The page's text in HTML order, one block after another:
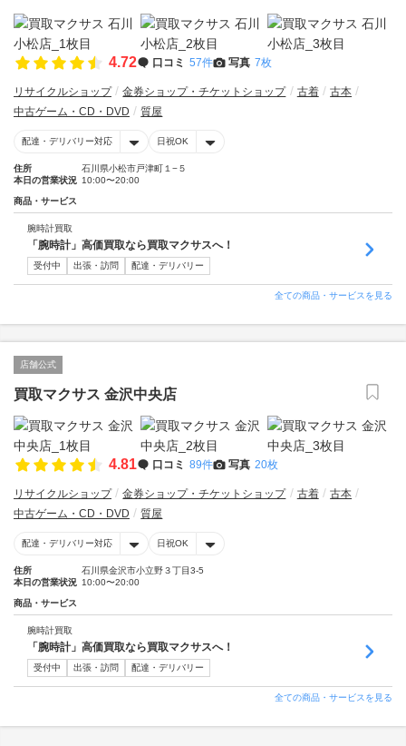
4.72 口コミ 57件 写真 7枚
リサイクルショップ 金券ショップ・チケットショップ 古着
古本
中古ゲーム・CD・DVD
質屋
配達・デリバリー対応 日祝OK
住所
石川県小松市戸津町１−５
本日の営業状況 10:00〜20:00
商品・サービス
腕時計買取
「腕時計」高価買取なら買取マクサスへ！
受付中 出張・訪問 配達・デリバリー
全ての商品・サービスを見る
店舗公式
買取マクサス 金沢中央店
4.81 口コミ 89件 写真 20枚
リサイクルショップ 金券ショップ・チケットショップ 古着
古本
中古ゲーム・CD・DVD
質屋
配達・デリバリー対応 日祝OK
住所
石川県金沢市小立野３丁目3-5
本日の営業状況 10:00〜20:00
商品・サービス
腕時計買取
「腕時計」高価買取なら買取マクサスへ！
受付中 出張・訪問 配達・デリバリー
全ての商品・サービスを見る